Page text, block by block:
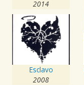
2014
Esclavo
2008